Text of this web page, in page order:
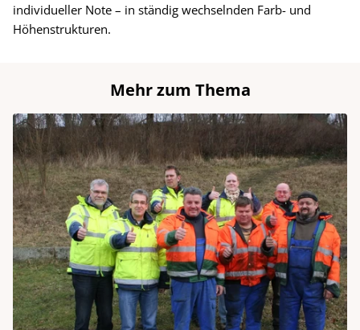
individueller Note – in ständig wechselnden Farb- und
Höhenstrukturen.
Mehr zum Thema